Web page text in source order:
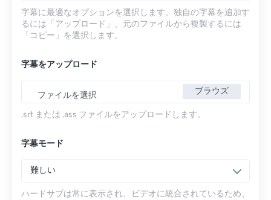
字幕に最適なオプションを選択します。独自の字幕を追加す
るには「アップロード」、元のファイルから複製するには
「コピー」を選択します。
字幕をアップロード
ファイルを選択 ブラウズ
.srt または .ass ファイルをアップロードします。
字幕モード
難しい
ハードサブは常に表示され、ビデオに統合されているため、